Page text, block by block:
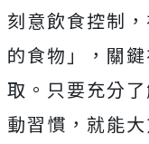
刻意飲食控制，
的食物」， 關
取。 只要充分
動習慣， 就能